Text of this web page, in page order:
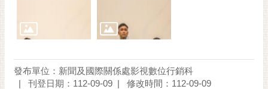
發布單位：新聞及國際關係處影視數位行銷科
刊登日期：112-09-09
修改時間：112-09-09